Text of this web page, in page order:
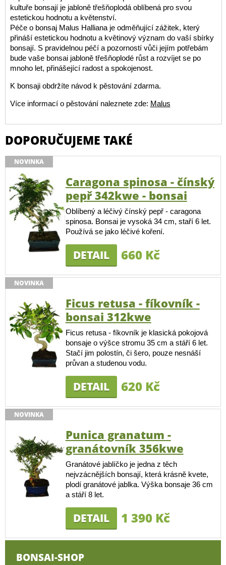
kultuře bonsají je jabloně třešňoplodá oblíbená pro svou
estetickou hodnotu a květenství.
Péče o bonsaj Malus Halliana je odměňující zážitek, který
přináší estetickou hodnotu a květinový význam do vaší sbírky
bonsají. S pravidelnou péčí a pozorností vůči jejím potřebám
bude vaše bonsai jabloně třešňoplodé růst a rozvíjet se po
mnoho let, přinášející radost a spokojenost.
K bonsaji obdržíte návod k pěstování zdarma.
Více informací o pěstování naleznete zde: Malus
DOPORUČUJEME TAKÉ
NOVINKA
Caragona spinosa - čínský
pepř 342kwe - bonsai
Oblíbený a léčivý čínský pepř - caragona
spinosa. Bonsai je vysoká 34 cm, staří 6 let.
Používá se jako léčivé koření.
DETAIL 660 Kč
NOVINKA
Ficus retusa - fíkovník -
bonsai 312kwe
Ficus retusa - fíkovník je klasická pokojová
bonsaje o výšce stromu 35 cm a stáří 6 let.
Stačí jim polostín, či šero, pouze nesnáší
průvan a studenou vodu.
DETAIL 620 Kč
NOVINKA
Punica granatum -
granátovník 356kwe
Granátové jablíčko je jedna z těch
nejvzácnějších bonsají, která krásně kvete,
plodí granátové jablka. Výška bonsaje 36 cm
a stáří 8 let.
DETAIL 1 390 Kč
BONSAI-SHOP